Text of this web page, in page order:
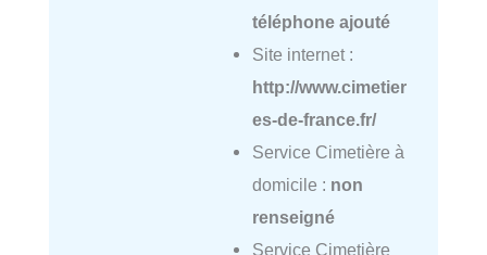
téléphone ajouté
Site internet :
http://www.cimetier
es-de-france.fr/
Service Cimetière à
domicile : non
renseigné
Service Cimetière